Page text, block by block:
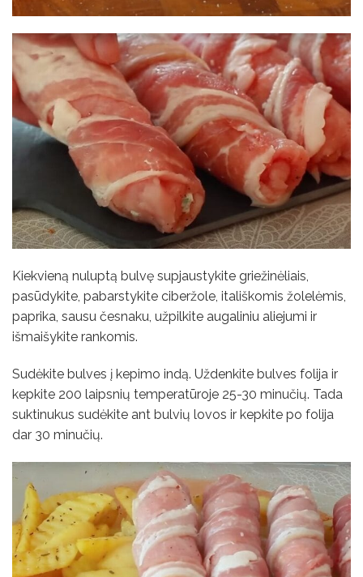
Kiekvieną nuluptą bulvę supjaustykite griežinėliais,
pasūdykite, pabarstykite ciberžole, itališkomis žolelėmis,
paprika, sausu česnaku, užpilkite augaliniu aliejumi ir
išmaišykite rankomis.
Sudėkite bulves į kepimo indą. Uždenkite bulves folija ir
kepkite 200 laipsnių temperatūroje 25-30 minučių. Tada
suktinukus sudėkite ant bulvių lovos ir kepkite po folija
dar 30 minučių.